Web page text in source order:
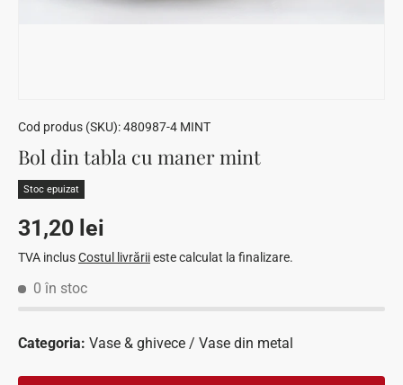
Cod produs (SKU):480987-4 MINT
Bol din tabla cu maner mint
Stoc epuizat
Preț standard
31,20 lei
TVA inclusCostul livrăriieste calculat la finalizare.
0 în stoc
Categoria: Vase & ghivece / Vase din metal